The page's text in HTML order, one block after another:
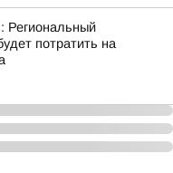
Региональный
потратить на